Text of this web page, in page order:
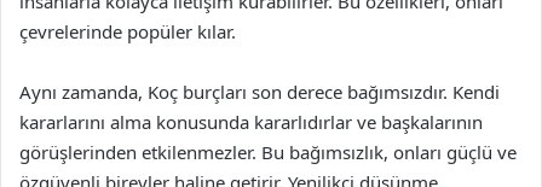
çevrelerinde popüler kılar.
Aynı zamanda, Koç burçları son derece bağımsızdır. Kendi
kararlarını alma konusunda kararlıdırlar ve başkalarının
görüşlerinden etkilenmezler. Bu bağımsızlık, onları güçlü ve
özgüvenli bireyler haline getirir. Yenilikçi düşünme